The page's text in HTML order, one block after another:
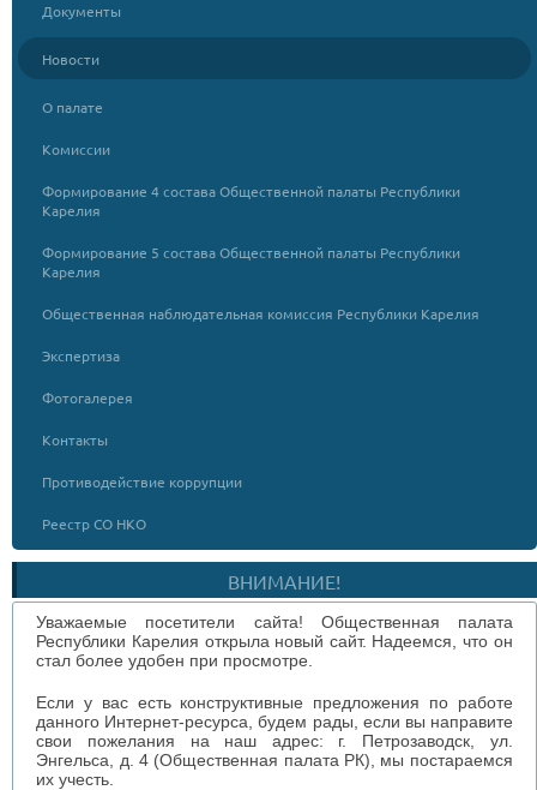
Документы
Новости
О палате
Комиссии
Формирование 4 состава Общественной палаты Республики
Карелия
Формирование 5 состава Общественной палаты Республики
Карелия
Общественная наблюдательная комиссия Республики Карелия
Экспертиза
Фотогалерея
Контакты
Противодействие коррупции
Реестр СО НКО
ВНИМАНИЕ!
Уважаемые посетители сайта! Общественная палата
Республики Карелия открыла новый сайт. Надеемся, что он
стал более удобен при просмотре.
Если у вас есть конструктивные предложения по работе
данного Интернет-ресурса, будем рады, если вы направите
свои пожелания на наш адрес: г. Петрозаводск, ул.
Энгельса, д. 4 (Общественная палата РК), мы постараемся
их учесть.